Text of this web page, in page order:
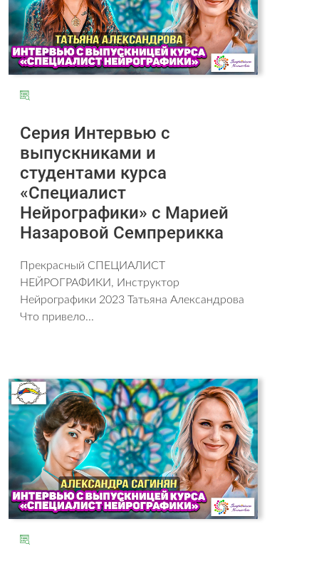
Серия Интервью с
выпускниками и
студентами курса
«Специалист
Нейрографики» с Марией
Назаровой Семпрерикка
Прекрасный СПЕЦИАЛИСТ
НЕЙРОГРАФИКИ, Инструктор
Нейрографики 2023 Татьяна Александрова
Что привело...